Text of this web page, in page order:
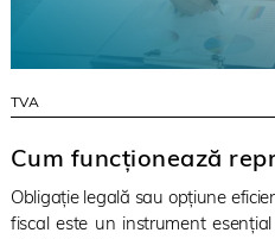
TVA
Cum funcționează
Obligație legală sau opțiune
fiscal este un instrument